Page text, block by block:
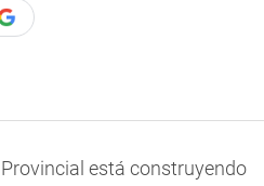
está construyendo